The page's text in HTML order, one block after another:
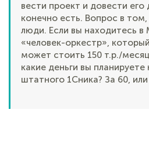
вести проект и довести
конечно есть. Вопрос в
люди. Если вы находитесь в
«человек-оркестр»,
может стоить 150 т.р./
какие деньги вы планируете
штатного 1Сника? За 60,